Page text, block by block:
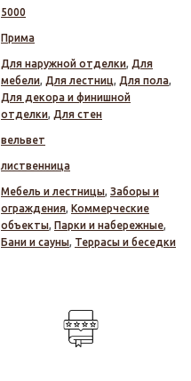
5000
Прима
Для наружной отделки, Для
мебели, Для лестниц, Для пола,
Для декора и финишной
отделки, Для стен
вельвет
лиственница
Мебель и лестницы, Заборы и
ограждения, Коммерческие
объекты, Парки и набережные,
Бани и сауны, Террасы и беседки